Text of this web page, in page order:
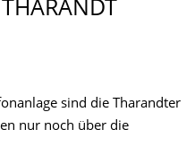
sind die Tharandter
nur noch über die